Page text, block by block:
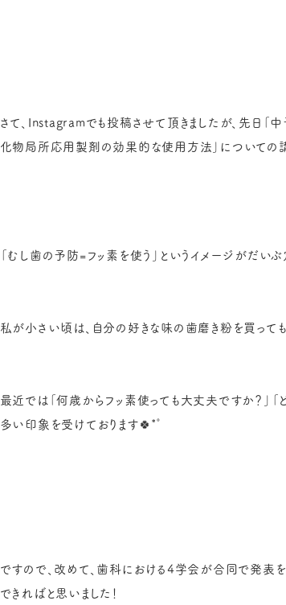
さて、Instagramでも投稿させて頂きましたが、先日「
化物局所応用製剤の効果的な使用方法」についての講
「むし歯の予防=フッ素を使う」というイメージがだいぶ
私が小さい頃は、自分の好きな味の歯磨き粉を買っ
最近では「何歳からフッ素使っても大丈夫ですか？」
多い印象を受けております🍀*゜
ですので、改めて、歯科における4学会が合同で発表
できればと思いました！